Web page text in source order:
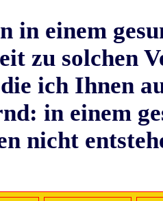
in einem
zu solchen
ich Ihnen
in einem
nicht